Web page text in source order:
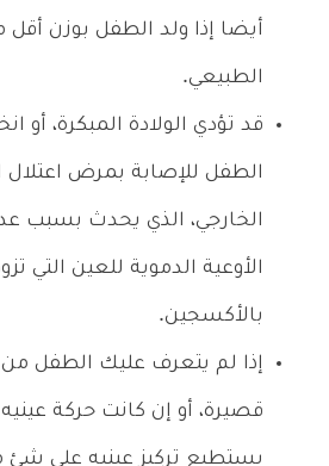
أيضا إذا ولد الطفل بوزن أقل
الطبيعي.
قد تؤدي الولادة المبكرة، أو
الطفل للإصابة بمرض اعتلال
الخارجي، الذي يحدث بسبب
الأوعية الدموية للعين التي
بالأكسجين.
إذا لم يتعرف عليك الطفل
قصيرة، أو إن كانت حركة
يستطيع تركيز عينيه على شئ